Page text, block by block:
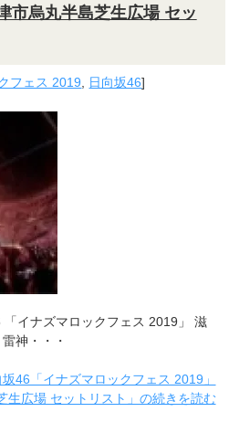
市烏丸半島芝生広場 セッ
フェス 2019 日向坂46]
イナズマロックフェス 2019」 滋
神・・・
46「イナズマロックフェス 2019」
生広場 セットリスト」の続きを読む